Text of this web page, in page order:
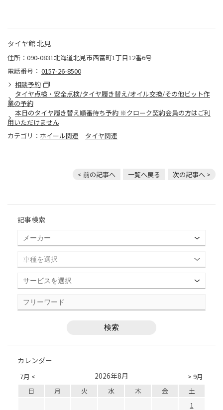
タイヤ館 北見
住所：090-0831北海道北見市西富町1丁目12番6号
電話番号： 0157-26-8500
相談予約
タイヤ点検・安全点検/タイヤ履き替え/オイル交換/その他ピット作
業の予約
本日のタイヤ履き替え順番待ち予約 ※クローク契約会員の方はご利
用いただけません
カテゴリ： ホイール関連 タイヤ関連
< 前の記事へ 一覧へ戻る 次の記事へ >
記事検索
カレンダー
7月 < > 9月
2026年8月
日 月 火 水 木 金
土
1